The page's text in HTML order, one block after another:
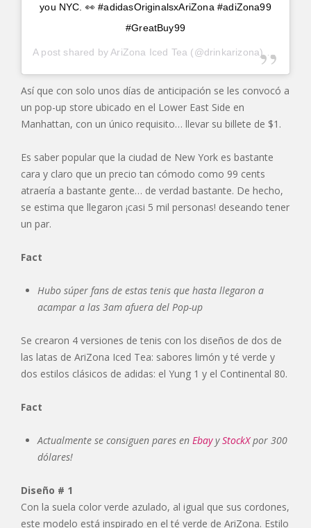
you NYC. 👀 #adidasOriginalsxAriZona #adiZona99
#GreatBuy99
A post shared byAriZona Iced Tea (@drinkarizona) on
Así que con solo unos días de anticipación se les convocó a
un pop-up store ubicado en el Lower East Side en
Manhattan, con un único requisito… llevar su billete de $1.
Es saber popular que la ciudad de New York es bastante
cara y claro que un precio tan cómodo como 99 cents
atraería a bastante gente… de verdad bastante. De hecho,
se estima que llegaron ¡casi 5 mil personas! deseando tener
un par.
Fact
Hubo súper fans de estas tenis que hasta llegaron a
acampar a las 3am afuera del Pop-up
Se crearon 4 versiones de tenis con los diseños de dos de
las latas de AriZona Iced Tea: sabores limón y té verde y
dos estilos clásicos de adidas: el Yung 1 y el Continental 80.
Fact
Actualmente se consiguen pares en EbayyStockXpor 300
dólares!
Diseño # 1
Con la suela color verde azulado, al igual que sus cordones,
este modelo está inspirado en el té verde de AriZona. Estilo